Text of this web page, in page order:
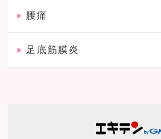
腰痛
足底筋膜炎